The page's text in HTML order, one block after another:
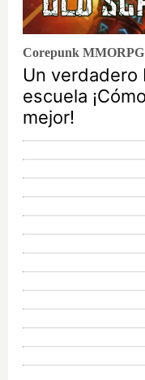
Corepunk MMORPG
Un verdadero
escuela
mejor!